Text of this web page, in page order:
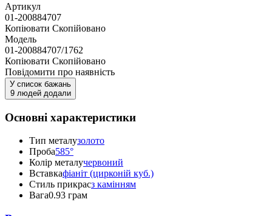
Артикул
01-200884707
Копіювати Скопійовано
Модель
01-200884707/1762
Копіювати Скопійовано
Повідомити про наявність
У список бажань
9 людей додали
Основні характеристики
Тип металузолото
Проба585°
Колір металучервоний
Вставкафіаніт (цирконій куб.)
Стиль прикрасз камінням
Вага0.93 грам